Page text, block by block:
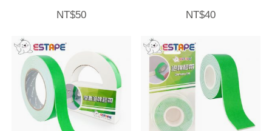
NT$50 NT$40